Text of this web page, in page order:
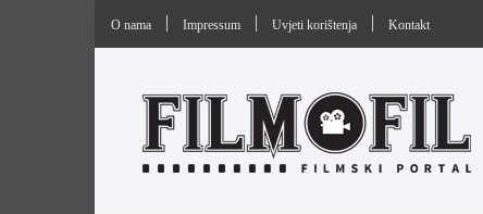
O nama Impressum Uvjeti korištenja Kontakt